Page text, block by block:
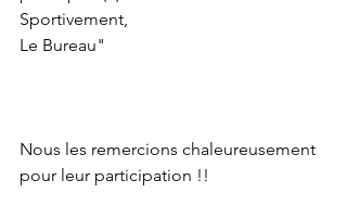
Sportivement,
Le Bureau"
Nous les remercions chaleureusement
pour leur participation !!